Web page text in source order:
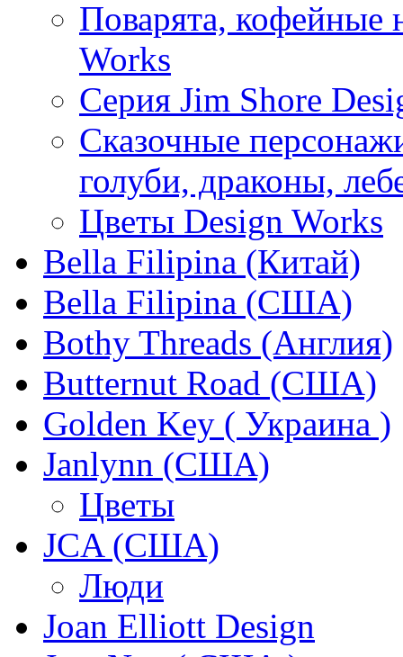
Поварята, кофейные
Works
Серия Jim Shore
Сказочные
голуби, драконы,
Цветы Design Works
Bella Filipina (Китай)
Bella Filipina (США)
Bothy Threads (Англия)
Butternut Road (США)
Golden Key ( Украина )
Janlynn (США)
Цветы
JCA (США)
Люди
Joan Elliott Design